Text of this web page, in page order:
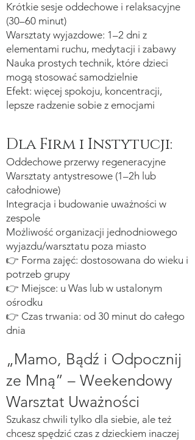
Krótkie sesje oddechowe i relaksacyjne
(30–60 minut)
Warsztaty wyjazdowe: 1–2 dni z
elementami ruchu, medytacji i zabawy
Nauka prostych technik, które dzieci
mogą stosować samodzielnie
Efekt: więcej spokoju, koncentracji,
lepsze radzenie sobie z emocjami
Dla Firm i Instytucji:
Oddechowe przerwy regeneracyjne
Warsztaty antystresowe (1–2h lub
całodniowe)
Integracja i budowanie uważności w
zespole
Możliwość organizacji jednodniowego
wyjazdu/warsztatu poza miasto
👉 Forma zajęć: dostosowana do wieku i
potrzeb grupy
👉 Miejsce: u Was lub w ustalonym
ośrodku
👉 Czas trwania: od 30 minut do całego
dnia
„Mamo, Bądź i Odpocznij
ze Mną” – Weekendowy
Warsztat Uważności
Szukasz chwili tylko dla siebie, ale też
chcesz spędzić czas z dzieckiem inaczej